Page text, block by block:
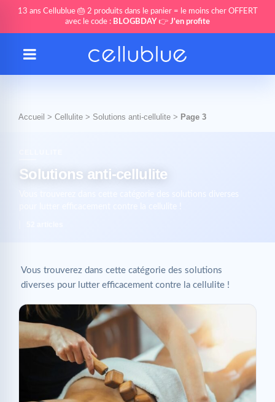
13 ans Cellublue 🎂 2 produits dans le panier = le moins cher OFFERT
avec le code : BLOGBDAY 👉 J'en profite
Accueil > Cellulite > Solutions anti-cellulite > Page 3
Solutions anti-cellulite
Vous trouverez dans cette catégorie des solutions diverses
Vous trouverez dans cette catégorie des solutions
diverses pour lutter efficacement contre la cellulite !